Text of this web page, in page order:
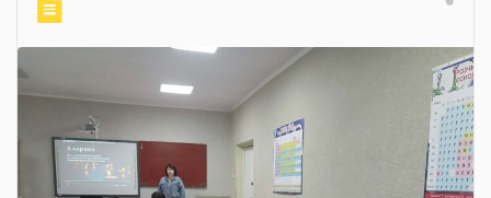
віртуальну подорож до музею митця, де
кожен зміг побачити неймовірну
філігранність витинанок, графіки […]